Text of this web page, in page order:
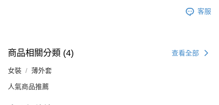
客服
商品相關分類 (4) 查看全部
女裝 薄外套
人氣商品推薦